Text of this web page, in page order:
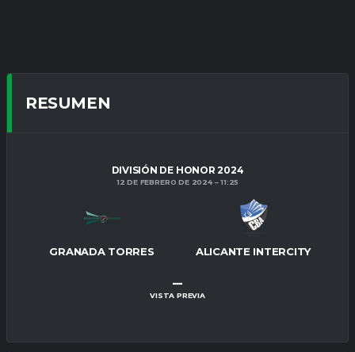
RESUMEN
DIVISIÓN DE HONOR 2024
12 DE FEBRERO DE 2024 11:25
GRANADA TORRES ALICANTE INTERCITY
–
VISTA PREVIA